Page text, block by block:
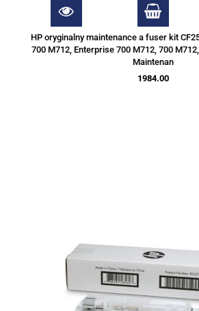
HP oryginalny maintenance a fuser kit
700 M712, Enterprise 700 M712, 700
Maintenan
1984.00